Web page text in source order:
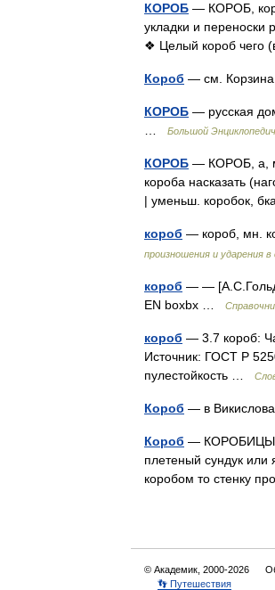
КОРОБ — КОРОБ,
укладки и переноски
❖ Целый короб чего
Короб — см.
КОРОБ — русская
Большой
КОРОБ — КОРОБ, а,
короба насказать
| уменьш. коробок,
короб — короб, мн.
произношения и ударения
короб — —
EN boxbx …
короб — 3.7 короб:
Источник: ГОСТ Р
пулестойкость …
Короб — в
Короб —
плетеный сундук
коробом то стенку
© Академик, 2000-2026
👣 Путешествия